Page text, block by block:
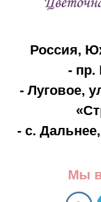
- Луговое, ул.
- с. Дальнее, ул.
Мы в